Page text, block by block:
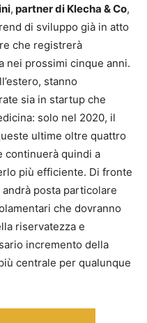
, partner di Klecha & Co,
di sviluppo già in atto
che registrerà
nei prossimi cinque anni.
stanno
sia in startup che
solo nel 2020, il
ultime oltre quattro
continuerà quindi a
più efficiente. Di fronte
posta particolare
che dovranno
riservatezza e
incremento della
centrale per qualunque